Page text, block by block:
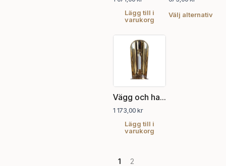
Lägg till i
varukorg
Välj alternativ
Vägg och handlykta, Rosenbom
1 173,00kr
Lägg till i
varukorg
1 2